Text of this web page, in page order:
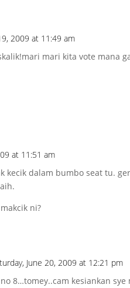
2009 at 11:49 am
mari kita vote mana
at 11:51 am
kecik dalam bumbo seat tu.
ni?
June 20, 2009 at 12:21 pm
8…tomey..cam kesiankan